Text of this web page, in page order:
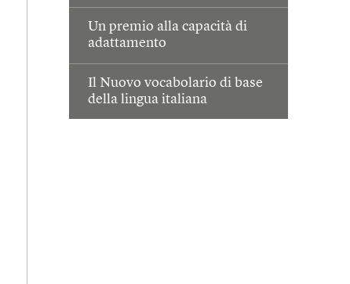
Un premio alla capacità di
adattamento
Il Nuovo vocabolario di base
della lingua italiana